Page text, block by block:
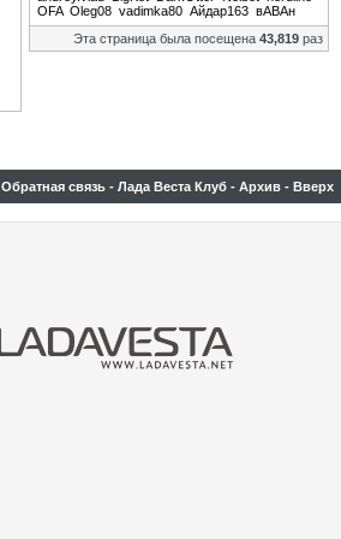
OFA Oleg08 vadimka80 Айдар163 вАВАн
Эта страница была посещена 43,819 раз
Обратная связь - Лада Веста Клуб - Архив - Вверх